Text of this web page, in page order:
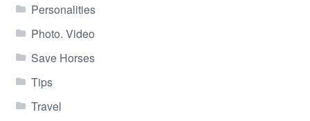
Personalities
Photo. Video
Save Horses
Tips
Travel